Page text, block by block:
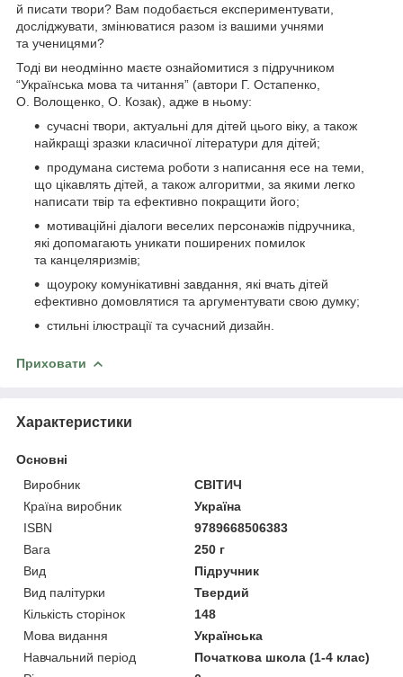
й писати твори? Вам подобається експериментувати,
досліджувати, змінюватися разом із вашими учнями
та ученицями?
Тоді ви неодмінно маєте ознайомитися з підручником
“Українська мова та читання” (автори Г. Остапенко,
О. Волощенко, О. Козак), адже в ньому:
сучасні твори, актуальні для дітей цього віку, а також
найкращі зразки класичної літератури для дітей;
продумана система роботи з написання есе на теми,
що цікавлять дітей, а також алгоритми, за якими легко
написати твір та ефективно покращити його;
мотиваційні діалоги веселих персонажів підручника,
які допомагають уникати поширених помилок
та канцеляризмів;
щоуроку комунікативні завдання, які вчать дітей
ефективно домовлятися та аргументувати свою думку;
стильні ілюстрації та сучасний дизайн.
Приховати
Характеристики
Основні
Виробник
СВІТИЧ
Країна виробник
Україна
ISBN
9789668506383
Вага
250 г
Вид
Підручник
Вид палітурки
Твердий
Кількість сторінок
148
Мова видання
Українська
Навчальний період
Початкова школа (1-4 клас)